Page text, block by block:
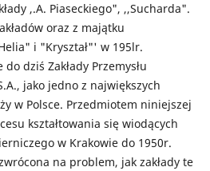
,.A. Piaseckiego", ,,Sucharda".
oraz z majątku
i "Kryształ"' w 195lr.
dziś Zakłady Przemysłu
jako jedno z największych
w Polsce. Przedmiotem niniejszej
kształtowania się wiodących
w Krakowie do 1950r.
na problem, jak zakłady te